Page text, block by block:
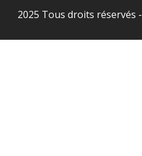
2025 Tous droits réservés -